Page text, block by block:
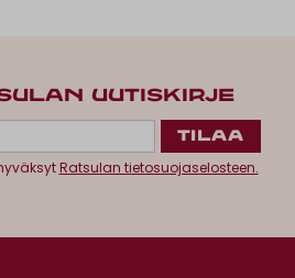
UUTISKIRJE
Ratsulan tietosuojaselosteen.